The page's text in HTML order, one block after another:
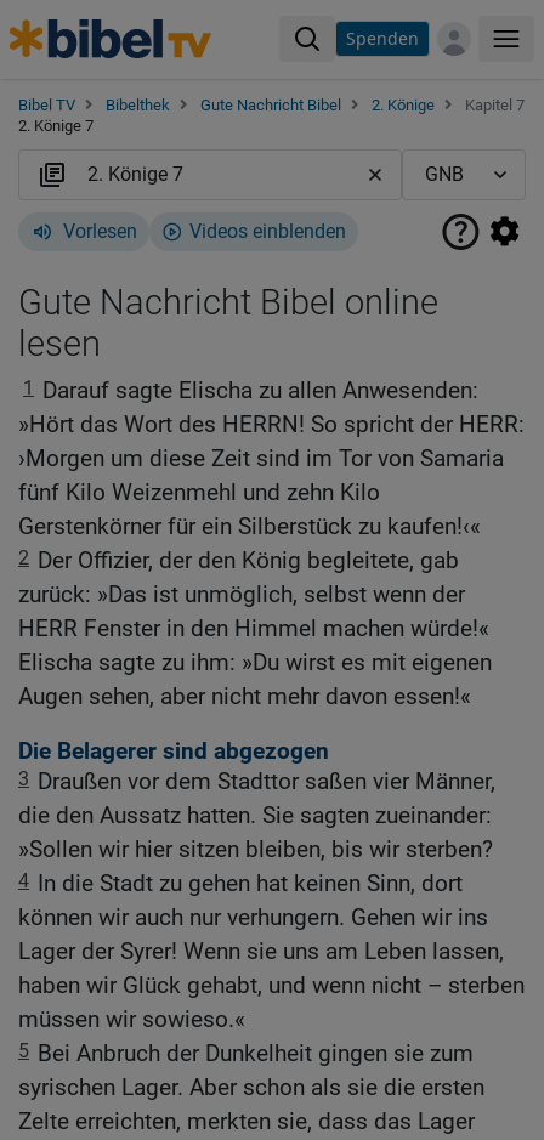
Spenden
Bibel TV Bibelthek Gute Nachricht Bibel 2. Könige
Kapitel 7
2. Könige 7
Vorlesen Videos einblenden
Gute Nachricht Bibel online
lesen
1 Darauf sagte Elischa zu allen Anwesenden:
»Hört das Wort des HERRN! So spricht der HERR:
›Morgen um diese Zeit sind im Tor von Samaria
fünf Kilo Weizenmehl und zehn Kilo
Gerstenkörner für ein Silberstück zu kaufen!‹«
2 Der Offizier, der den König begleitete, gab
zurück: »Das ist unmöglich, selbst wenn der
HERR Fenster in den Himmel machen würde!«
Elischa sagte zu ihm: »Du wirst es mit eigenen
Augen sehen, aber nicht mehr davon essen!«
Die Belagerer sind abgezogen
3 Draußen vor dem Stadttor saßen vier Männer,
die den Aussatz hatten. Sie sagten zueinander:
»Sollen wir hier sitzen bleiben, bis wir sterben?
4 In die Stadt zu gehen hat keinen Sinn, dort
können wir auch nur verhungern. Gehen wir ins
Lager der Syrer! Wenn sie uns am Leben lassen,
haben wir Glück gehabt, und wenn nicht – sterben
müssen wir sowieso.«
5 Bei Anbruch der Dunkelheit gingen sie zum
syrischen Lager. Aber schon als sie die ersten
Zelte erreichten, merkten sie, dass das Lager